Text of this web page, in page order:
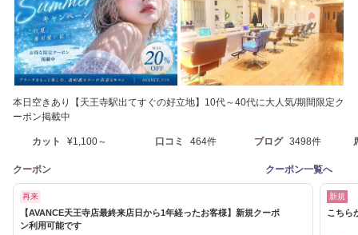
本日空きあり【天王寺駅出てすぐの好立地】10代～40代に大人気/期間限定ク
ーポン掲載中
カット ¥1,100～ 口コミ 464件 ブログ 3498件
クーポン クーポン一覧へ
再来
【AVANCE天王寺店最終来店日から1年経ったお客様】新規クーポ
ン利用可能です
新規
こちら